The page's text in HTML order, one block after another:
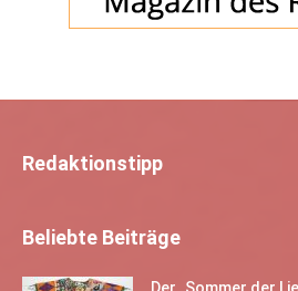
Redaktionstipp
Beliebte Beiträge
Der „Sommer der